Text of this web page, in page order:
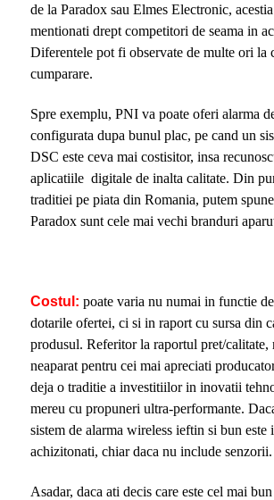
de la Paradox sau Elmes Electronic,
mentionati drept competitori de seama in
Diferentele pot fi observate de multe ori la
cumparare.
Spre exemplu, PNI va poate oferi alarma
configurata dupa bunul plac, pe cand un
DSC este ceva mai costisitor, insa
aplicatiile digitale de inalta calitate. Din
traditiei pe piata din Romania, putem
Paradox sunt cele mai vechi branduri
Costul: poate varia nu numai in functie
dotarile ofertei, ci si in raport cu sursa din
produsul. Referitor la raportul pret/calitate,
neaparat pentru cei mai apreciati
deja o traditie a investitiilor in inovatii
mereu cu propuneri ultra-performante.
sistem de alarma wireless ieftin si bun este
achizitonati, chiar daca nu include senzorii.
Asadar, daca ati decis care este cel mai